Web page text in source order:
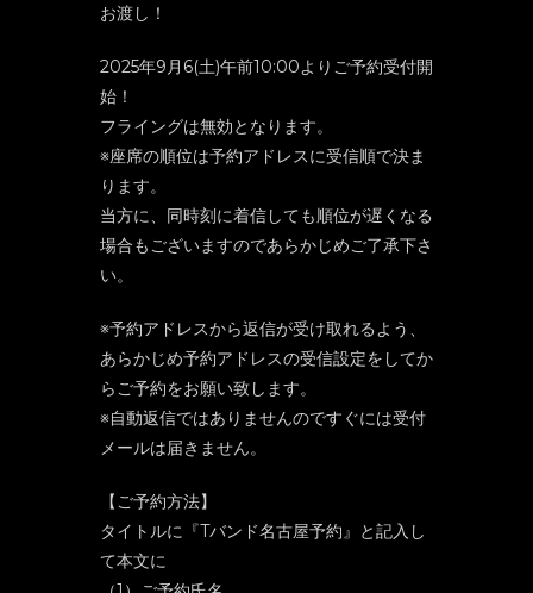
お渡し！
2025年9月6(土)午前10:00よりご予約受付開
始！
フライングは無効となります。
※座席の順位は予約アドレスに受信順で決ま
ります。
当方に、同時刻に着信しても順位が遅くなる
場合もございますのであらかじめご了承下さ
い。
※予約アドレスから返信が受け取れるよう、
あらかじめ予約アドレスの受信設定をしてか
らご予約をお願い致します。
※自動返信ではありませんのですぐには受付
メールは届きません。
【ご予約方法】
タイトルに『Tバンド名古屋予約』と記入し
て本文に